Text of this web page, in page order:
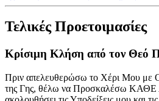
Τελικές Προετοιμασίες
Κρίσιμη Κλήση από τον Θεό
Πριν απελευθερώσω το Χέρι Μου με
της Γης, θέλω να Προσκαλέσω